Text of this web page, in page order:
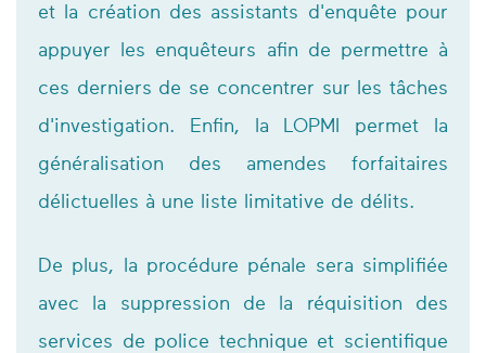
et la création des assistants d'enquête pour
appuyer les enquêteurs afin de permettre à
ces derniers de se concentrer sur les tâches
d'investigation. Enfin, la LOPMI permet la
généralisation des amendes forfaitaires
délictuelles à une liste limitative de délits.
De plus, la procédure pénale sera simplifiée
avec la suppression de la réquisition des
services de police technique et scientifique